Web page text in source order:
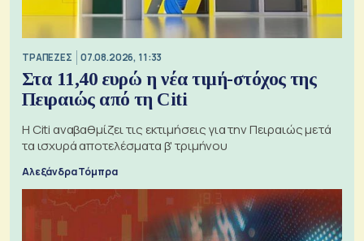
ΤΡΑΠΕΖΕΣ 07.08.2026, 11:33
Στα 11,40 ευρώ η νέα τιμή-στόχος της
Πειραιώς από τη Citi
Η Citi αναβαθμίζει τις εκτιμήσεις για την Πειραιώς μετά
τα ισχυρά αποτελέσματα β' τριμήνου
Αλεξάνδρα Τόμπρα